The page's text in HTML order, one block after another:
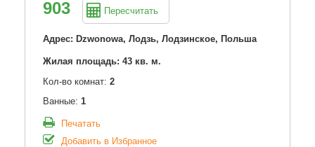
903
Пересчитать
Адрес: Dzwonowa, Лодзь, Лодзинское, Польша
Жилая площадь: 43 кв. м.
Кол-во комнат: 2
Ванные: 1
Печатать
Добавить в Избранное